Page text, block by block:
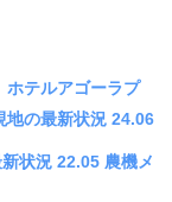
ホテルアゴーラプ
の最新状況 24.06
状況 22.05 農機メ